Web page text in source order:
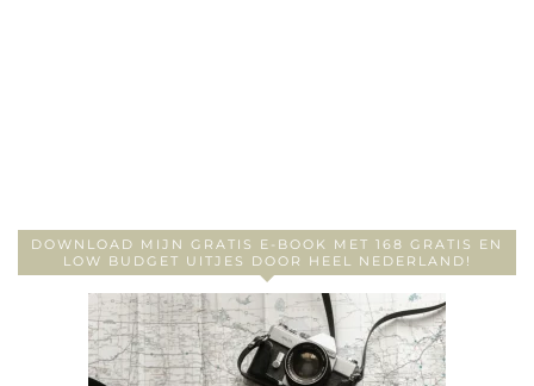
DOWNLOAD MIJN GRATIS E-BOOK MET 168 GRATIS EN
LOW BUDGET UITJES DOOR HEEL NEDERLAND!